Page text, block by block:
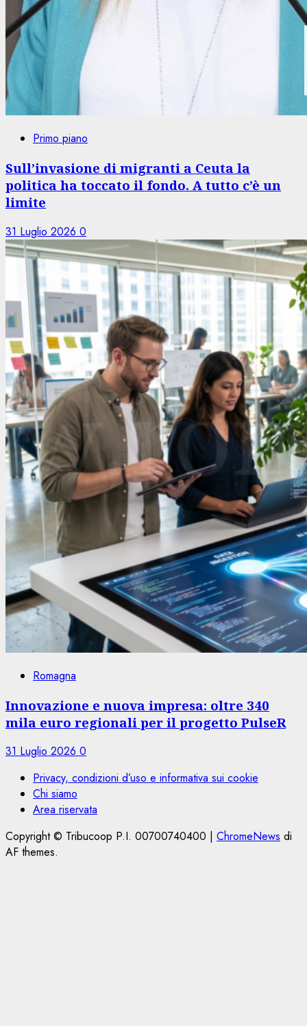
Primo piano
Sull’invasione di migranti a Ceuta la
politica ha toccato il fondo. A tutto c’è un
limite
31 Luglio 2026 0
Romagna
Innovazione e nuova impresa: oltre 340
mila euro regionali per il progetto PulseR
31 Luglio 2026 0
Privacy, condizioni d’uso e informativa sui cookie
Chi siamo
Area riservata
Copyright © Tribucoop P.I. 00700740400 | ChromeNews di
AF themes.